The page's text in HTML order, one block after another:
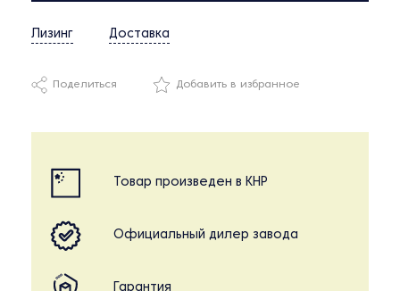
Лизинг Доставка
Поделиться Добавить в избранное
Товар произведен в КНР
Официальный дилер завода
Гарантия